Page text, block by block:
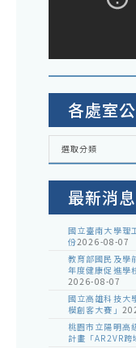
各處室
各
室
選取分類
最新消息
國立臺南大學理
份2026-08-07
教育部國民及學
年度健康促進學
2026-08-07
國立高雄科技大
模創客大賽」
桃園市立陽明高
計畫「AR2VR跨